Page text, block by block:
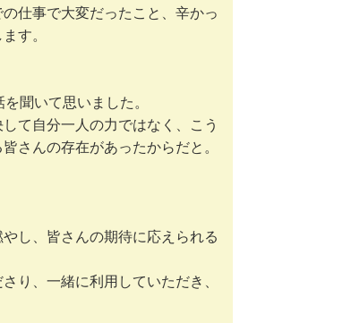
仕事で大変だったこと、辛かっ
す。
聞いて思いました。
て自分一人の力ではなく、こう
さんの存在があったからだと。
し、皆さんの期待に応えられる
り、一緒に利用していただき、